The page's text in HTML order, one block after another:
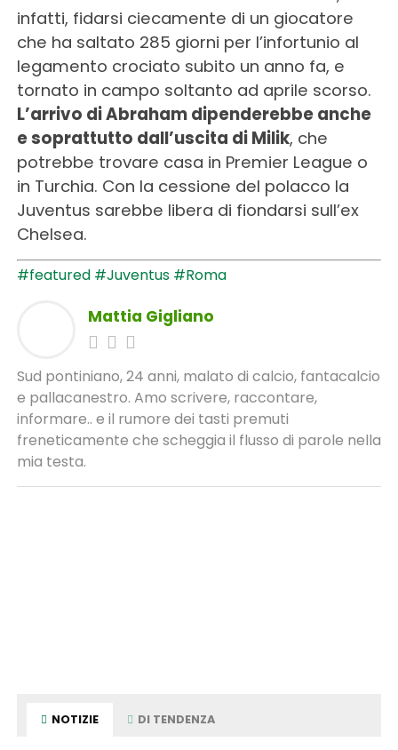
infatti, fidarsi ciecamente di un giocatore
che ha saltato 285 giorni per l’infortunio al
legamento crociato subito un anno fa, e
tornato in campo soltanto ad aprile scorso.
L’arrivo di Abraham dipenderebbe anche
e soprattutto dall’uscita di Milik, che
potrebbe trovare casa in Premier League o
in Turchia. Con la cessione del polacco la
Juventus sarebbe libera di fiondarsi sull’ex
Chelsea.
#featured #Juventus #Roma
Mattia Gigliano
Sud pontiniano, 24 anni, malato di calcio, fantacalcio
e pallacanestro. Amo scrivere, raccontare,
informare.. e il rumore dei tasti premuti
freneticamente che scheggia il flusso di parole nella
mia testa.
NOTIZIE DI TENDENZA